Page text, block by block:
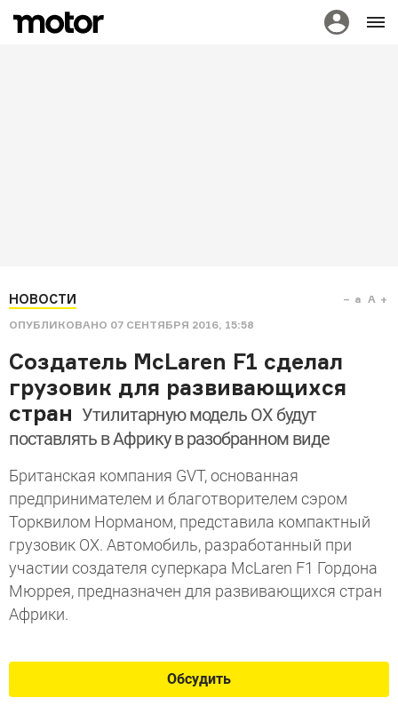
НОВОСТИ
ОПУБЛИКОВАНО 07 СЕНТЯБРЯ 2016, 15:58
a A
Создатель McLaren F1 сделал
грузовик для развивающихся
стран Утилитарную модель OX будут
поставлять в Африку в разобранном виде
Британская компания GVT, основанная
предпринимателем и благотворителем сэром
Торквилом Норманом, представила компактный
грузовик OX. Автомобиль, разработанный при
участии создателя суперкара McLaren F1 Гордона
Мюррея, предназначен для развивающихся стран
Африки.
Обсудить